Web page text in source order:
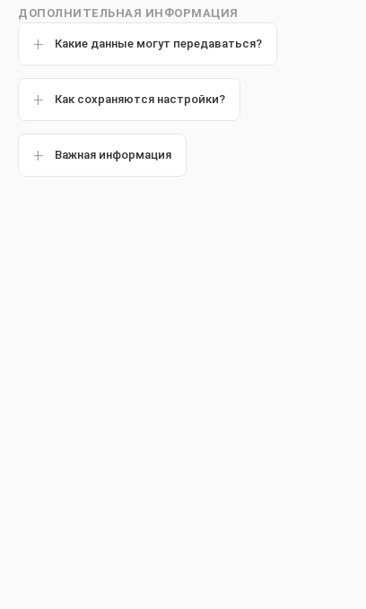
Материал
стоматологом
Олегом
Популярные статьи
ДОПОЛНИТЕЛЬНАЯ ИНФОРМАЦИЯ
Какие данные могут передаваться?
Как сохраняются настройки?
Важная информация